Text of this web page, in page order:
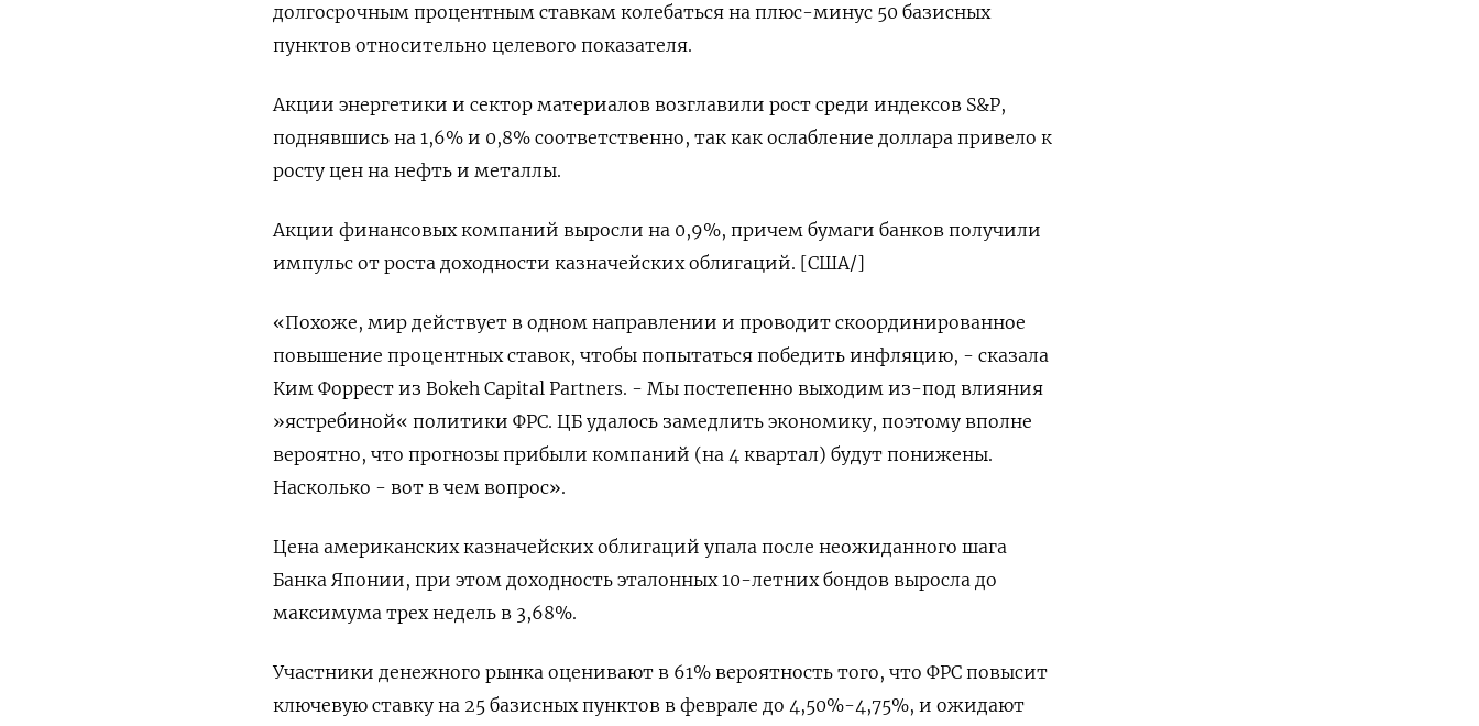
долгосрочным процентным ставкам колебаться на плюс-минус 50 базисных
пунктов относительно целевого показателя.
Акции энергетики и сектор материалов возглавили рост среди индексов S&P,
поднявшись на 1,6% и 0,8% соответственно, так как ослабление доллара привело к
росту цен на нефть и металлы.
Акции финансовых компаний выросли на 0,9%, причем бумаги банков получили
импульс от роста доходности казначейских облигаций. [США/]
«Похоже, мир действует в одном направлении и проводит скоординированное
повышение процентных ставок, чтобы попытаться победить инфляцию, - сказала
Ким Форрест из Bokeh Capital Partners. - Мы постепенно выходим из-под влияния
»ястребиной« политики ФРС. ЦБ удалось замедлить экономику, поэтому вполне
вероятно, что прогнозы прибыли компаний (на 4 квартал) будут понижены.
Насколько - вот в чем вопрос».
Цена американских казначейских облигаций упала после неожиданного шага
Банка Японии, при этом доходность эталонных 10-летних бондов выросла до
максимума трех недель в 3,68%.
Участники денежного рынка оценивают в 61% вероятность того, что ФРС повысит
ключевую ставку на 25 базисных пунктов в феврале до 4,50%-4,75%, и ожидают